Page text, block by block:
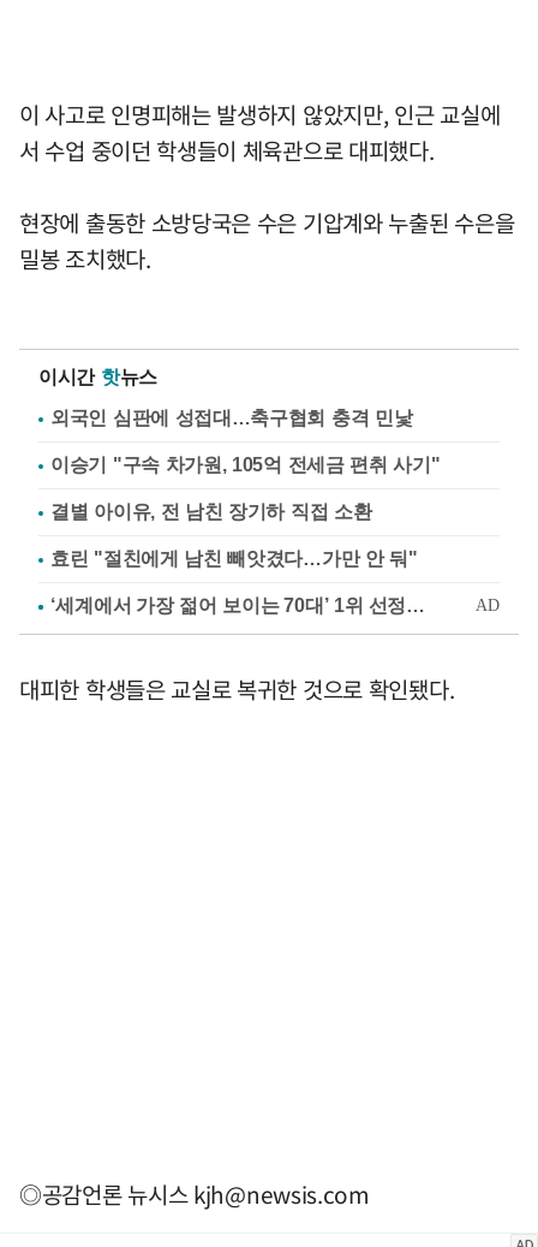
이 사고로 인명피해는 발생하지 않았지만, 인근 교실에
서 수업 중이던 학생들이 체육관으로 대피했다.
현장에 출동한 소방당국은 수은 기압계와 누출된 수은을
밀봉 조치했다.
이시간 핫뉴스
외국인 심판에 성접대…축구협회 충격 민낯
이승기 "구속 차가원, 105억 전세금 편취 사기"
결별 아이유, 전 남친 장기하 직접 소환
효린 "절친에게 남친 빼앗겼다…가만 안 둬"
대피한 학생들은 교실로 복귀한 것으로 확인됐다.
◎공감언론 뉴시스kjh@newsis.com